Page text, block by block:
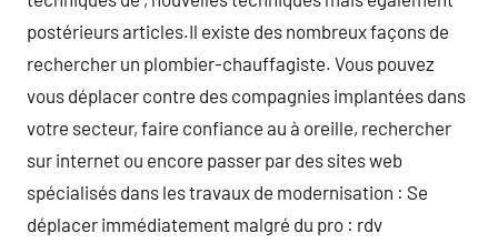
postérieurs articles.Il existe des nombreux façons de
rechercher un plombier-chauffagiste. Vous pouvez
vous déplacer contre des compagnies implantées dans
votre secteur, faire confiance au à oreille, rechercher
sur internet ou encore passer par des sites web
spécialisés dans les travaux de modernisation : Se
déplacer immédiatement malgré du pro : rdv